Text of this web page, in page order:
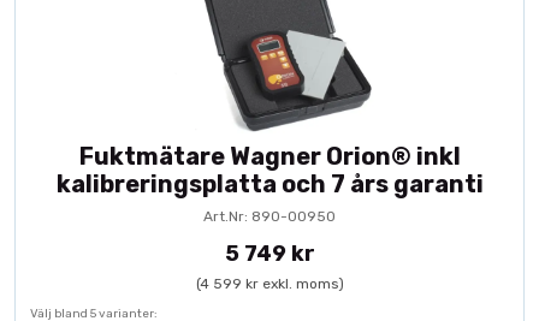
Fuktmätare Wagner Orion® inkl
kalibreringsplatta och 7 års garanti
Art.Nr: 890-00950
5 749 kr
(4 599 kr exkl. moms)
Välj bland 5 varianter: